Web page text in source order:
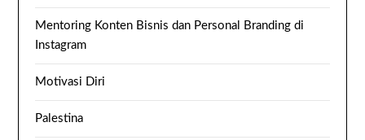
Mentoring Konten Bisnis dan Personal Branding di
Instagram
Motivasi Diri
Palestina